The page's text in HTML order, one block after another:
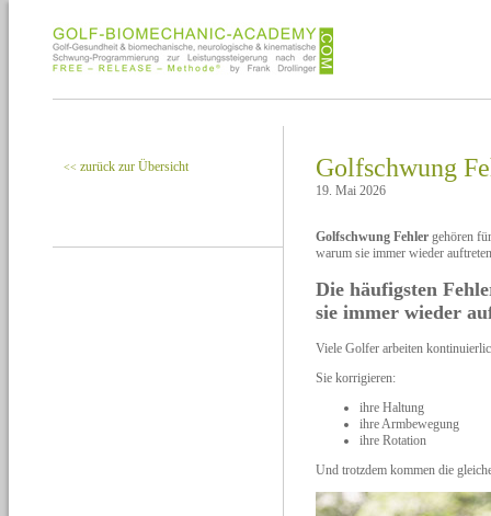
<< zurück zur Übersicht Golfschwung
19. Mai 2026
Golfschwung Fehler gehören
warum sie immer wieder
Die häufigsten
sie immer wieder
Viele Golfer arbeiten
Sie korrigieren:
ihre Haltung
ihre Armbewegung
ihre Rotation
Und trotzdem kommen die